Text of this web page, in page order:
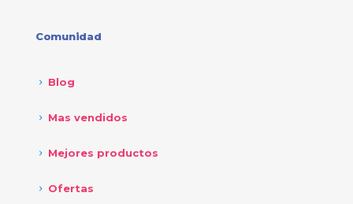
Comunidad
Blog
Mas vendidos
Mejores productos
Ofertas